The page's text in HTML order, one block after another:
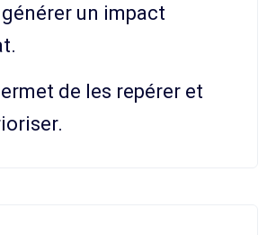
un impact
de les repérer et